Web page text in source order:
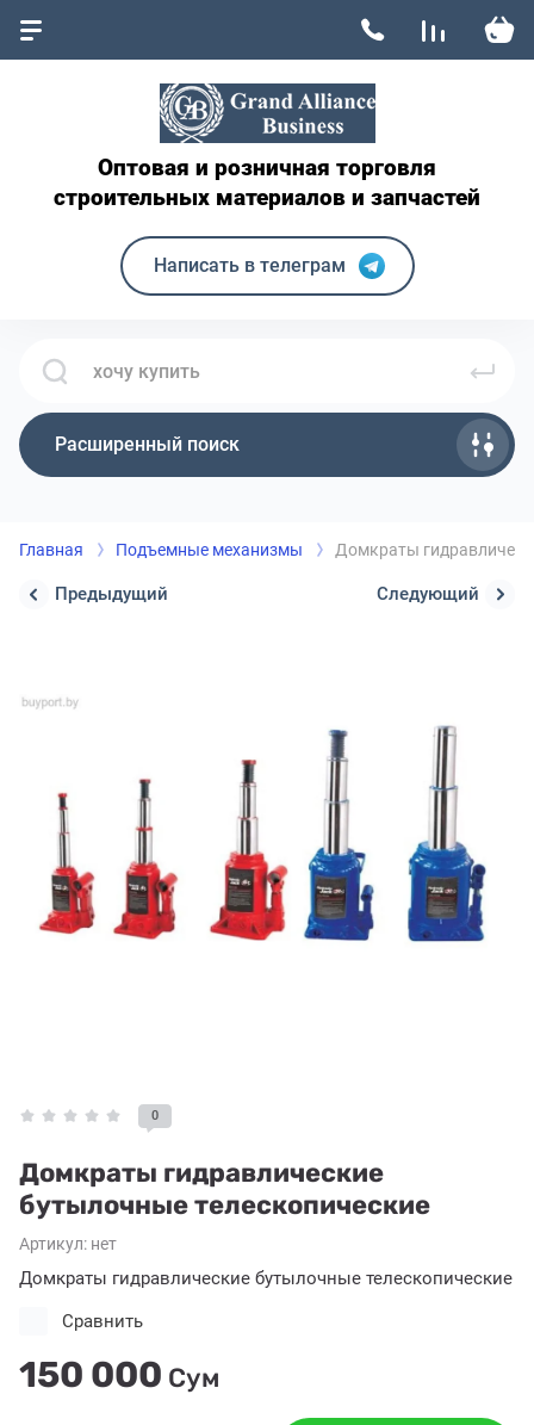
Оптовая и розничная торговля
строительных материалов и запчастей
Написать в телеграм
Расширенный поиск
Главная Подъемные механизмы Домкраты
Предыдущий Следующий
0
Домкраты гидравлические
бутылочные телескопические
Артикул: нет
Домкраты гидравлические бутылочные телескопические
150 000 Сум
Сравнить